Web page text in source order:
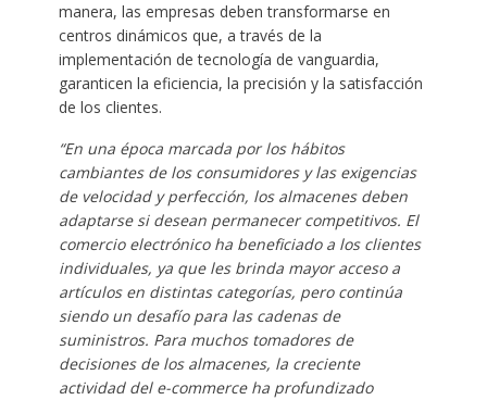
manera, las empresas deben transformarse en
centros dinámicos que, a través de la
implementación de tecnología de vanguardia,
garanticen la eficiencia, la precisión y la satisfacción
de los clientes.
“En una época marcada por los hábitos
cambiantes de los consumidores y las exigencias
de velocidad y perfección, los almacenes deben
adaptarse si desean permanecer competitivos. El
comercio electrónico ha beneficiado a los clientes
individuales, ya que les brinda mayor acceso a
artículos en distintas categorías, pero continúa
siendo un desafío para las cadenas de
suministros. Para muchos tomadores de
decisiones de los almacenes, la creciente
actividad del e-commerce ha profundizado